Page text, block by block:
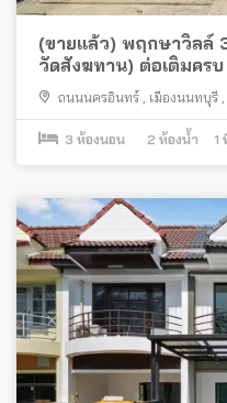
(ขายแล้ว) พฤกษาวิลล์
วัดสังฆทาน) ต่อเติมครบ
ถนนนครอินทร์ เมืองนนทบุรี
3 ห้องนอน 2 ห้องน้ำ 1